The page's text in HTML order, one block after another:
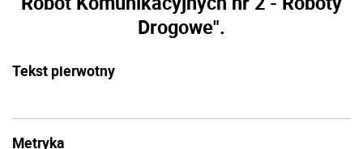
Drogowe".
Tekst pierwotny
Metryka